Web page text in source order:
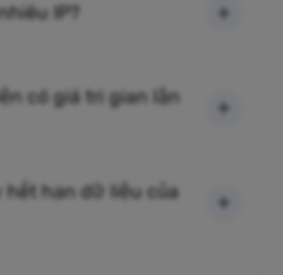
IP?
có giá trị gian lận
hết hạn dữ liệu của